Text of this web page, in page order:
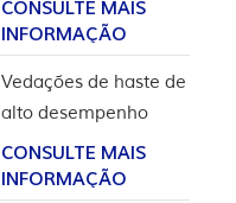
pressão
CONSULTE MAIS
INFORMAÇÃO
Vedações de haste de
alto desempenho
para aplicação em
hidrogênio
CONSULTE MAIS
INFORMAÇÃO